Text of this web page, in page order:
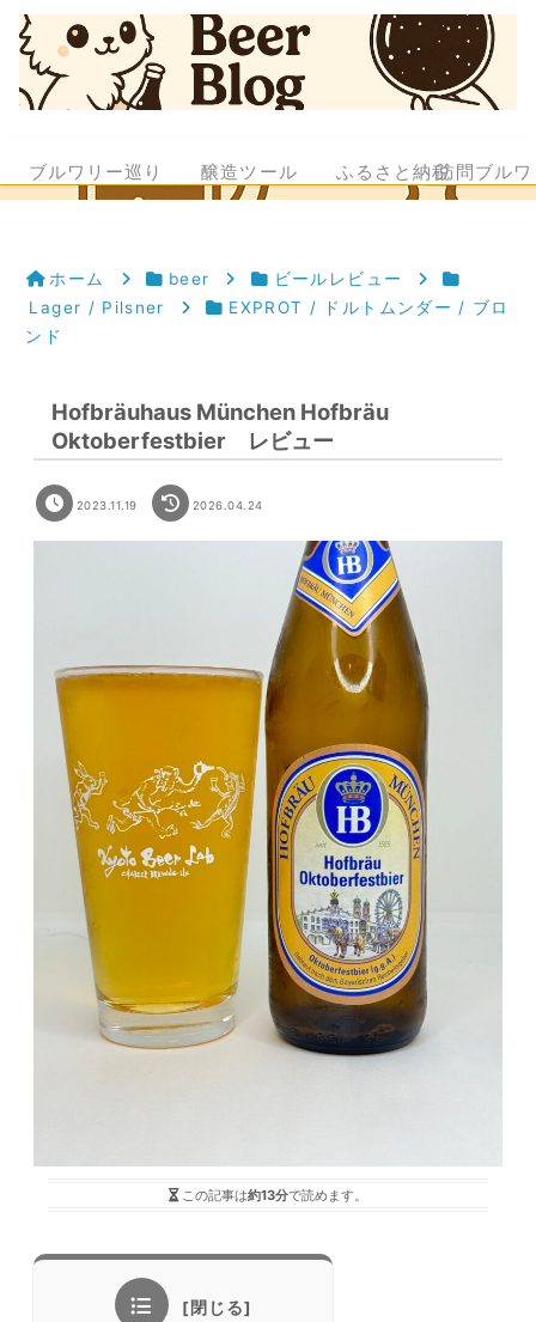
ブルワリー巡り 醸造ツール ふるさと納税訪問ブル
ホーム beer
ビールレビュー
Lager / Pilsner
EXPROT / ドルトムンダー / ブロ
ンド
Hofbräuhaus München Hofbräu
Oktoberfestbier レビュー
2023.11.19 2026.04.24
この記事は約13分で読めます。